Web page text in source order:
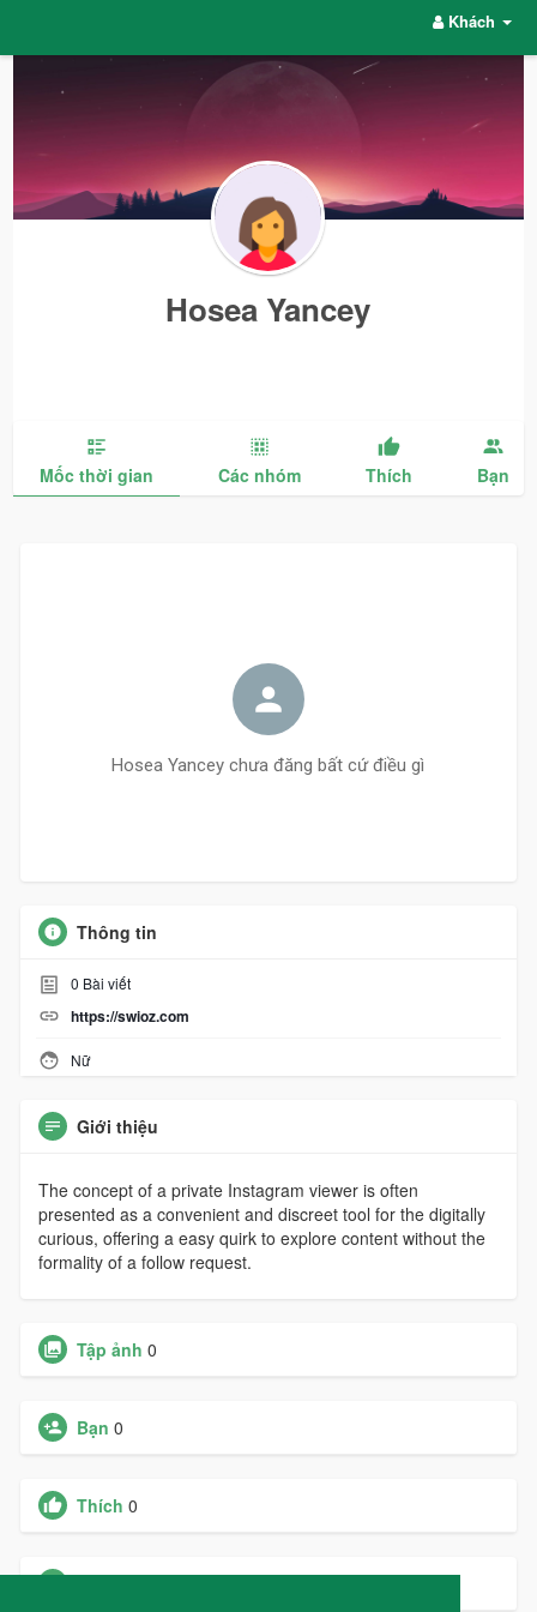
Khách
Hosea Yancey
Mốc thời gian Các nhóm Thích Bạn
Hosea Yancey chưa đăng bất cứ điều gì
Thông tin
0 Bài viết
https://swioz.com
Nữ
Giới thiệu
The concept of a private Instagram viewer is often
presented as a convenient and discreet tool for the digitally
curious, offering a easy quirk to explore content without the
formality of a follow request.
Tập ảnh 0
Bạn 0
Thích 0